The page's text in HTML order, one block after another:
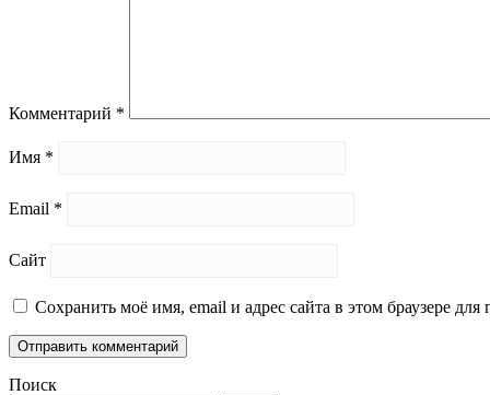
Комментарий *
Имя *
Email *
Сайт
Сохранить моё имя, email и адрес сайта в этом браузере
Поиск